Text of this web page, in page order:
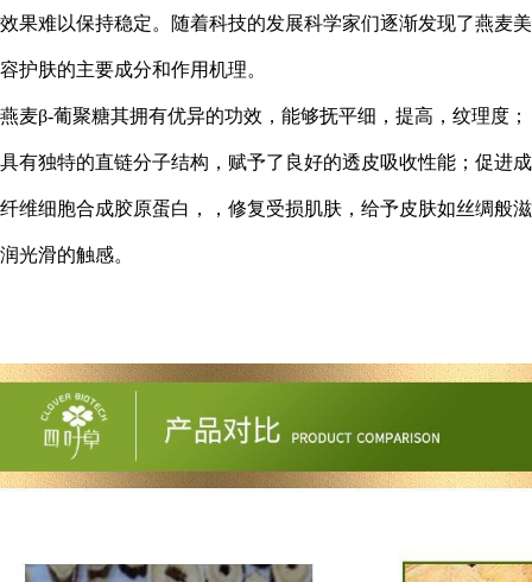
效果难以保持稳定。随着科技的发展科学家们逐渐发现了燕麦美
容护肤的主要成分和作用机理。
燕麦β-葡聚糖其拥有优异的功效，能够抚平细，提高，纹理度；
具有独特的直链分子结构，赋予了良好的透皮吸收性能；促进成
纤维细胞合成胶原蛋白，，修复受损肌肤，给予皮肤如丝绸般滋
润光滑的触感。